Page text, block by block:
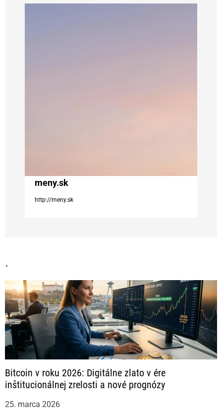
i
a
v
č
l
á
n
k
u
meny.sk
http://meny.sk
.
Bitcoin v roku 2026: Digitálne zlato v ére
inštitucionálnej zrelosti a nové prognózy
25. marca 2026